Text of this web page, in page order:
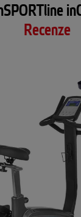
Recenze